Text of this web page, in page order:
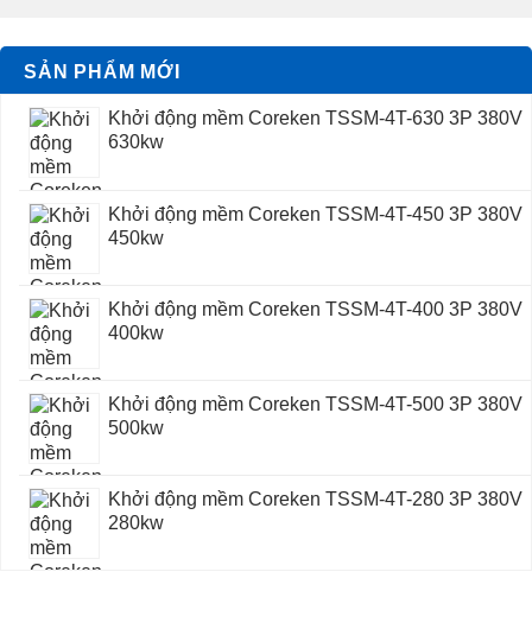
SẢN PHẨM MỚI
Khởi động mềm Coreken TSSM-4T-630 3P 380V
630kw
Khởi động mềm Coreken TSSM-4T-450 3P 380V
450kw
Khởi động mềm Coreken TSSM-4T-400 3P 380V
400kw
Khởi động mềm Coreken TSSM-4T-500 3P 380V
500kw
Khởi động mềm Coreken TSSM-4T-280 3P 380V
280kw